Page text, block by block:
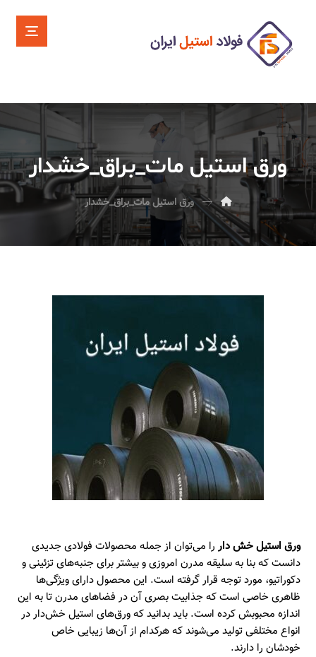
ورق استیل مات_براق_خشدار
ورق استیل مات_براق_خشدار
ورق استیل خش دار را می‌توان از جمله محصولات فولادی جدیدی
دانست که بنا به سلیقه مدرن امروزی و بیشتر برای جنبه‌های تزئینی و
دکوراتیو، مورد توجه قرار گرفته‌ است. این محصول دارای ویژگی‌ها
ظاهری خاصی است که جذابیت بصری آن‌ در فضاهای مدرن تا به این
اندازه محبوبش کرده است. باید بدانید که ورق‌های استیل خش‌دار در
انواع مختلفی تولید می‌شوند که هرکدام از آن‌ها زیبایی خاص
خودشان را دارند.